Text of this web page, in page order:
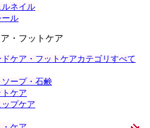
ネイル
ール
・フットケア
ケア・フットケアカテゴリすべて
ープ・石鹸
ケア
プケア